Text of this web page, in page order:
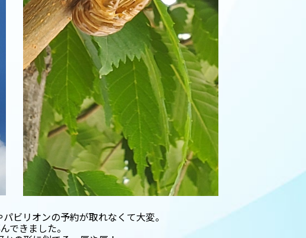
ビリオンの予約が取れなくて大変。
できました。